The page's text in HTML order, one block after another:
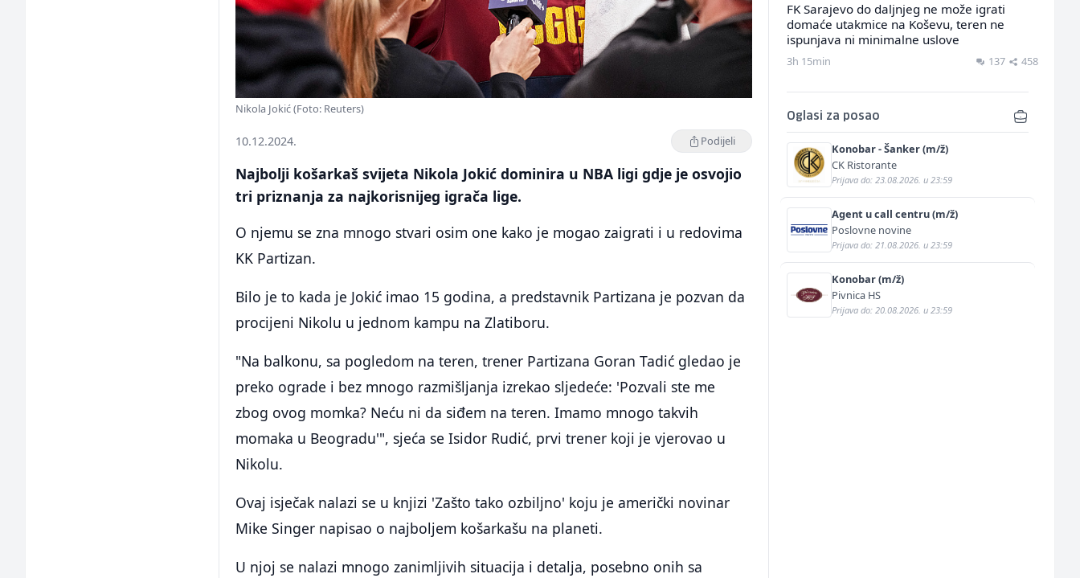
Nikola Jokić (Foto: Reuters)
10.12.2024. Podijeli
Najbolji košarkaš svijeta Nikola Jokić dominira u NBA ligi gdje je osvojio
tri priznanja za najkorisnijeg igrača lige.
O njemu se zna mnogo stvari osim one kako je mogao zaigrati i u redovima
KK Partizan.
Bilo je to kada je Jokić imao 15 godina, a predstavnik Partizana je pozvan da
procijeni Nikolu u jednom kampu na Zlatiboru.
"Na balkonu, sa pogledom na teren, trener Partizana Goran Tadić gledao je
preko ograde i bez mnogo razmišljanja izrekao sljedeće: 'Pozvali ste me
zbog ovog momka? Neću ni da siđem na teren. Imamo mnogo takvih
momaka u Beogradu'", sjeća se Isidor Rudić, prvi trener koji je vjerovao u
Nikolu.
Ovaj isječak nalazi se u knjizi 'Zašto tako ozbiljno' koju je američki novinar
Mike Singer napisao o najboljem košarkašu na planeti.
U njoj se nalazi mnogo zanimljivih situacija i detalja, posebno onih sa
FK Sarajevo do daljnjeg ne može igrati
domaće utakmice na Koševu, teren ne
ispunjava ni minimalne uslove
3h 15min 137 458
Oglasi za posao
Konobar - Šanker (m/ž)
CK Ristorante
Prijava do: 23.08.2026. u 23:59
Agent u call centru (m/ž)
Poslovne novine
Prijava do: 21.08.2026. u 23:59
Konobar (m/ž)
Pivnica HS
Prijava do: 20.08.2026. u 23:59